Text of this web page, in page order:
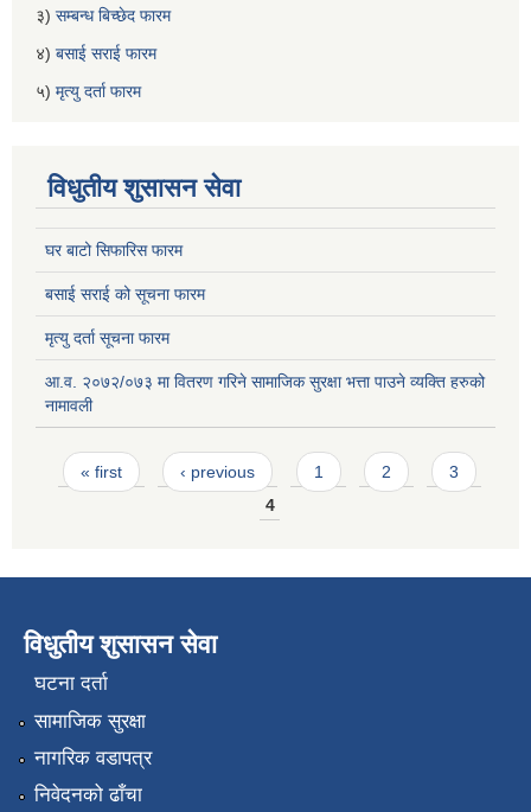
३) सम्बन्ध बिच्छेद फारम
४) बसाई सराई फारम
५) मृत्यु दर्ता फारम
विधुतीय शुसासन सेवा
घर बाटो सिफारिस फारम
बसाई सराई को सूचना फारम
मृत्यु दर्ता सूचना फारम
आ.व. २०७२/०७३ मा वितरण गरिने सामाजिक सुरक्षा भत्ता पाउने व्यक्ति हरुको
नामावली
Pages
« first ‹ previous 1 2
3
4
विधुतीय शुसासन सेवा
घटना दर्ता
सामाजिक सुरक्षा
नागरिक वडापत्र
निवेदनको ढाँचा